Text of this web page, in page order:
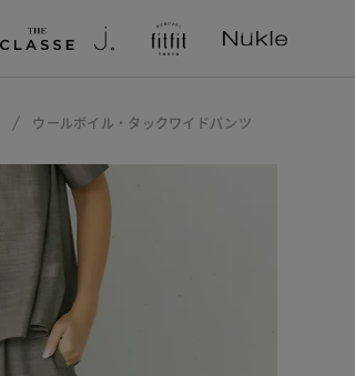
ウールボイル・タックワイドパンツ